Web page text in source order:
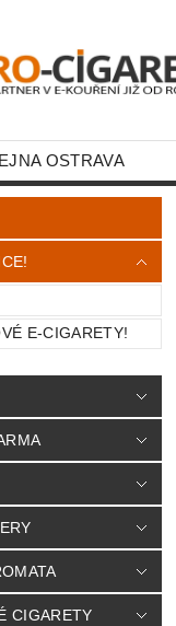
OSTRAVA
E-CIGARETY!
CIGARETY